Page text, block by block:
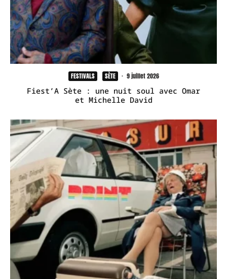
FESTIVALS SÈTE · 9 juillet 2026
Fiest’A Sète : une nuit soul avec Omar
et Michelle David